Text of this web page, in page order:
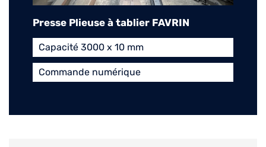
Presse Plieuse à tablier FAVRIN
Capacité 3000 x 10 mm
Commande numérique